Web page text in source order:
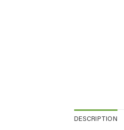
DESCRIPTION